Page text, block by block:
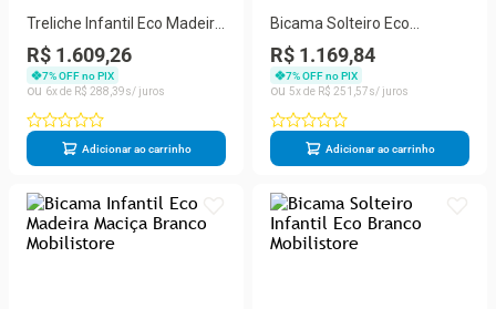
Treliche Infantil Eco Madeira
Maciça Branco Mobilistore
R$ 1.609,26
7% OFF no PIX
6
R$ 288 39
Adicionar ao carrinho
Bicama Solteiro Eco
Madeira Maciça Branco
Mobilistore
R$ 1.169,84
7% OFF no PIX
5
R$ 251 57
Adicionar ao carrinho